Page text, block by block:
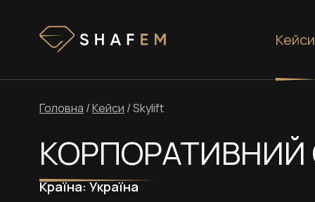
Кейси
Головна /Кейси /Skylift
КОРПОРАТИВНИЙ
Країна:Україна